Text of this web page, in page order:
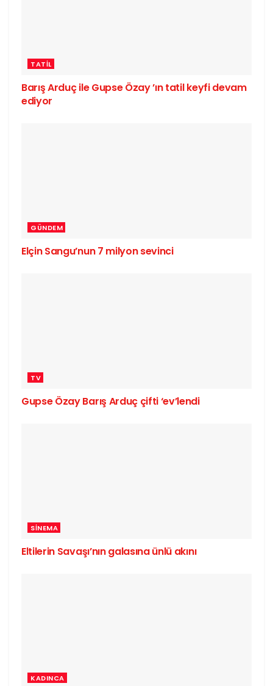
TATIL
Barış Arduç ile Gupse Özay ’ın tatil keyfi devam
ediyor
GÜNDEM
Elçin Sangu’nun 7 milyon sevinci
TV
Gupse Özay Barış Arduç çifti ‘ev’lendi
SINEMA
Eltilerin Savaşı’nın galasına ünlü akını
KADINCA